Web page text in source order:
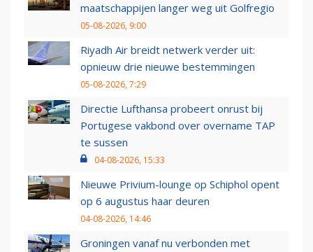
maatschappijen langer weg uit Golfregio
05-08-2026, 9:00
Riyadh Air breidt netwerk verder uit:
opnieuw drie nieuwe bestemmingen
05-08-2026, 7:29
Directie Lufthansa probeert onrust bij
Portugese vakbond over overname TAP
te sussen
04-08-2026, 15:33
Nieuwe Privium-lounge op Schiphol opent
op 6 augustus haar deuren
04-08-2026, 14:46
Groningen vanaf nu verbonden met